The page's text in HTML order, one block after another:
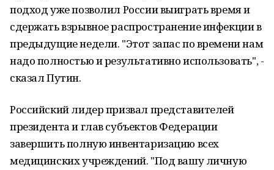
подход уже позволил России выиграть время и
сдержать взрывное распространение инфекции в
предыдущие недели. "Этот запас по времени нам
надо полностью и результативно использовать", -
сказал Путин.
Российский лидер призвал представителей
президента и глав субъектов Федерации
завершить полную инвентаризацию всех
медицинских учреждений. "Под вашу личную